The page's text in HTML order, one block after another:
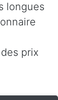
longues
prix